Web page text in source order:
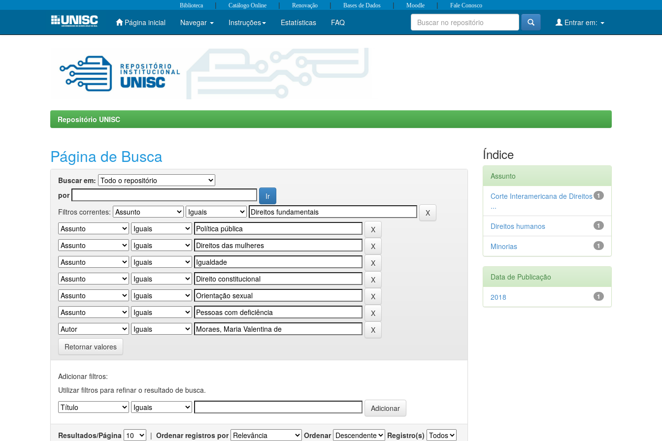
Skip
Biblioteca | Catálogo Online | Renovação | Bases de Dados | Moodle | Fale Conosco
Página inicial Navegar Instruções Estatísticas FAQ Entrar em:
Repositório UNISC
Página de Busca
Buscar em:
por
Filtros correntes:
Retornar valores
Adicionar filtros:
Utilizar filtros para refinar o resultado de busca.
Resultados/Página | Ordenar registros por Ordenar Registro(s)
Índice
Assunto
1
Corte Interamericana de Direitos
...
1
Direitos humanos
1
Minorias
Data de Publicação
1
2018